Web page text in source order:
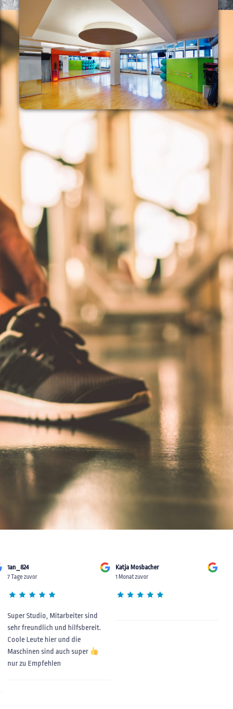
1an_824
7 Tage zuvor
Super Studio, Mitarbeiter sind
sehr freundlich und hilfsbereit.
Coole Leute hier und die
Maschinen sind auch super
nur zu Empfehlen
Katja Mosbacher
1 Monat zuvor